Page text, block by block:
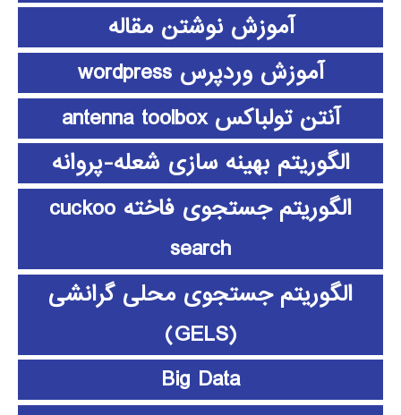
آموزش نوشتن مقاله
آموزش وردپرس wordpress
آنتن تولباکس antenna toolbox
الگوریتم بهینه سازی شعله-پروانه
الگوریتم جستجوی فاخته cuckoo
search
الگوریتم جستجوی محلی گرانشی
(GELS)
Big Data